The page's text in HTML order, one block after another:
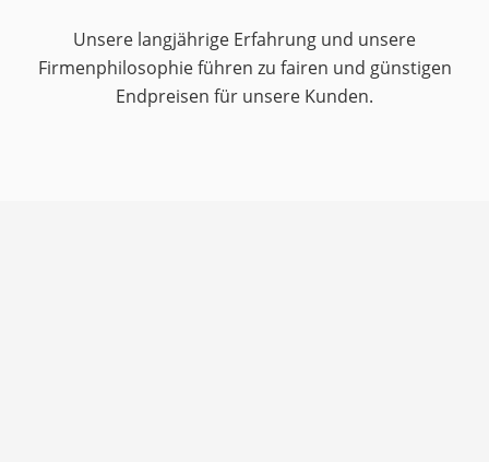
Unsere langjährige Erfahrung und unsere
Firmenphilosophie führen zu fairen und günstigen
Endpreisen für unsere Kunden.